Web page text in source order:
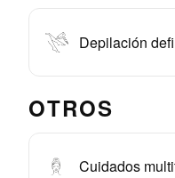
Depilación
OTROS
Cuidados